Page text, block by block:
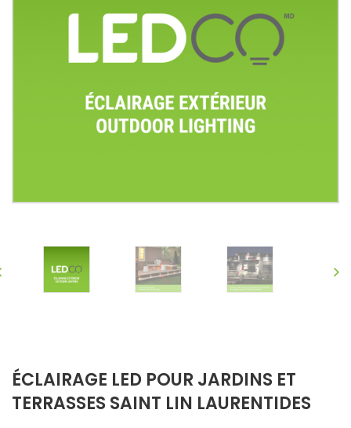
ÉCLAIRAGE LED POUR JARDINS ET
TERRASSES SAINT LIN LAURENTIDES